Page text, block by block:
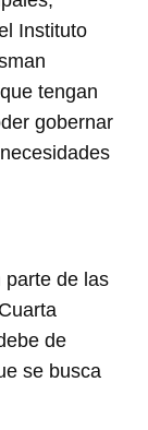
Instituto
tengan
gobernar
parte de las
de
se busca